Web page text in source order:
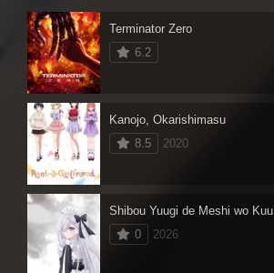
Terminator Zero
6.2
Kanojo, Okarishimasu
8.5
2020
Shibou Yuugi de Meshi wo Kuu
0
2026